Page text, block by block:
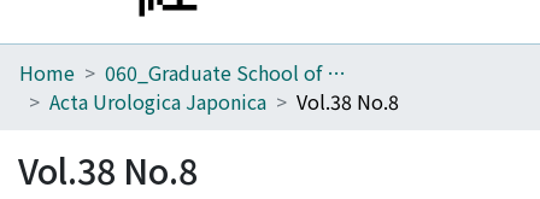
Home
Browse
Home
060_Graduate School of Medicine
Acta Urologica Japonica
Vol.38 No.8
Vol.38 No.8